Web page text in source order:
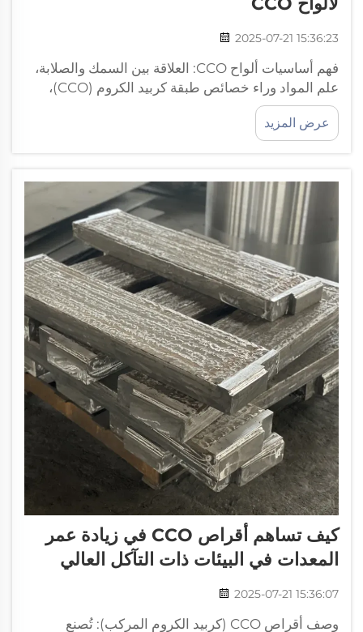
2025-07-21 15:36:23
فهم أساسيات ألواح CCO: العلاقة بين السمك والصلابة،
علم المواد وراء خصائص طبقة كربيد الكروم (CCO)،
للتآكل مركبة على قاعدة من الفولاذ اللين الساخن، ...
عرض المزيد
كيف تساهم أقراص CCO في زيادة عمر
المعدات في البيئات ذات التآكل العالي
2025-07-21 15:36:07
وصف أقراص CCO (كربيد الكروم المركب): تُصنع